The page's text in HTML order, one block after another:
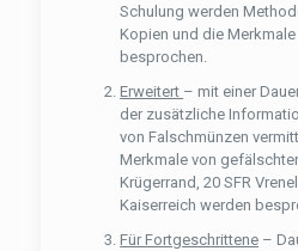
Schulung werden
Kopien und die
besprochen.
Erweitert – mit einer
der zusätzliche
von Falschmünzen
Merkmale von
Krügerrand, 20 SFR
Kaiserreich werden
Für Fortgeschrittene –